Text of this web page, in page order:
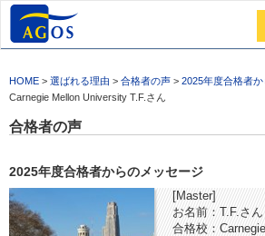
HOME > 選ばれる理由 > 合格者の声 > 2025年度合格者
Carnegie Mellon University T.F.さん
合格者の声
2025年度合格者からのメッセージ
[Master]
お名前：T.F.さん
合格校：